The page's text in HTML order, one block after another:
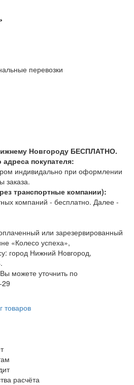
перевозки
Новгороду БЕСПЛАТНО.
покупателя:
индивидально при оформлении
заказа.
транспортные компании):
компаний - бесплатно. Далее -
или зарезервированный
«Колесо успеха»,
город Нижний Новгород,
можете уточнить по
товаров
расчёта